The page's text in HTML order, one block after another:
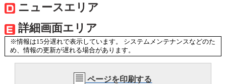
ニュースエリア
詳細画面エリア
※情報は15分遅れで表示しています。 システムメンテナンスなどのた
め、情報の更新が遅れる場合があります。
ページを印刷する